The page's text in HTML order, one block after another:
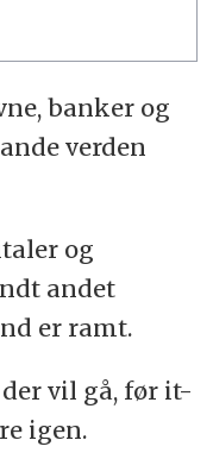
banker og
verden
og
andet
er ramt.
vil gå, før it-
igen.